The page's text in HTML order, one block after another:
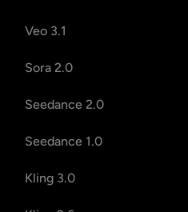
Veo 3.1
Sora 2.0
Seedance 2.0
Seedance 1.0
Kling 3.0